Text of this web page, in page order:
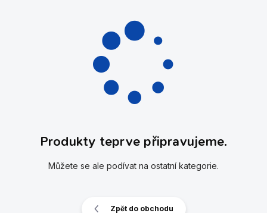
Produkty teprve připravujeme.
Můžete se ale podívat na ostatní kategorie.
Zpět do obchodu